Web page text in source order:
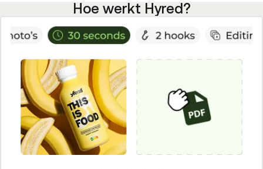
Hoe werkt Hyred?